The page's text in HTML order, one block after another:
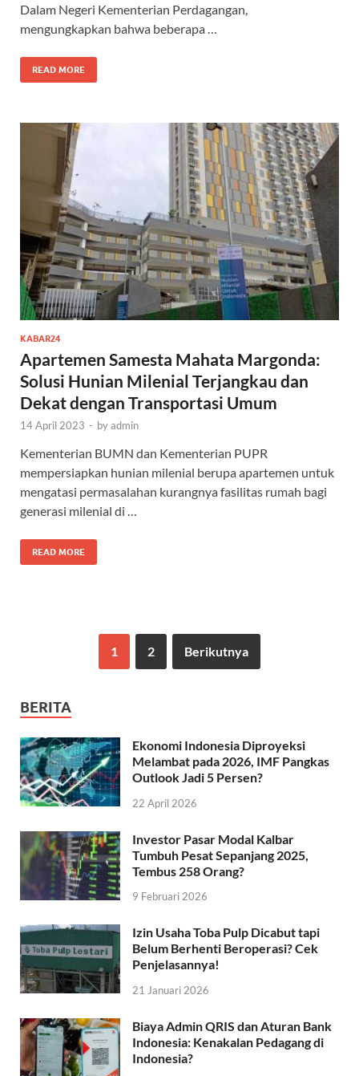
Dalam Negeri Kementerian Perdagangan,
mengungkapkan bahwa beberapa …
READ MORE
KABAR24
Apartemen Samesta Mahata Margonda:
Solusi Hunian Milenial Terjangkau dan
Dekat dengan Transportasi Umum
14 April 2023 - byadmin
Kementerian BUMN dan Kementerian PUPR
mempersiapkan hunian milenial berupa apartemen untuk
mengatasi permasalahan kurangnya fasilitas rumah bagi
generasi milenial di …
READ MORE
1 2 Berikutnya
BERITA
Ekonomi Indonesia Diproyeksi
Melambat pada 2026, IMF Pangkas
Outlook Jadi 5 Persen?
22 April 2026
Investor Pasar Modal Kalbar
Tumbuh Pesat Sepanjang 2025,
Tembus 258 Orang?
9 Februari 2026
Izin Usaha Toba Pulp Dicabut tapi
Belum Berhenti Beroperasi? Cek
Penjelasannya!
21 Januari 2026
Biaya Admin QRIS dan Aturan Bank
Indonesia: Kenakalan Pedagang di
Indonesia?